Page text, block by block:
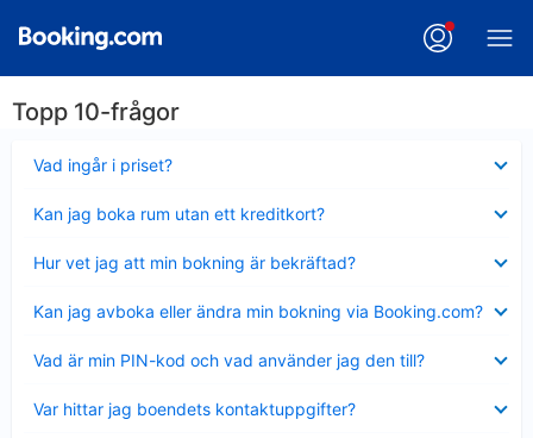
Topp 10-frågor
Vad ingår i priset?
mindre
Kan jag boka rum utan ett kreditkort?
mindre
Hur vet jag att min bokning är bekräftad?
mindre
Kan jag avboka eller ändra min bokning via Booking.com?
mindre
Vad är min PIN-kod och vad använder jag den till?
mindre
Var hittar jag boendets kontaktuppgifter?
mindre